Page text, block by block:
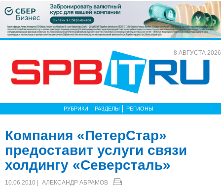
8 АВГУСТА 2026
РУБРИКИ РАЗДЕЛЫ РЕГИОНЫ
Компания «ПетерСтар»
предоставит услуги связи
холдингу «Северсталь»
10.06.2010 | АЛЕКСАНДР АБРАМОВ